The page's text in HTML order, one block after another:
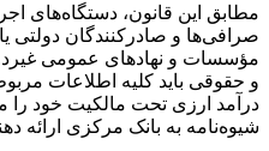
مطابق این قانون، دستگاه‌های
صرافی‌ها و صادرکنندگان دولتی
مؤسسات و نهادهای عمومی
و حقوقی باید کلیه اطلاعات
درآمد ارزی تحت مالکیت خود
شیوه‌نامه به بانک مرکزی ارائه